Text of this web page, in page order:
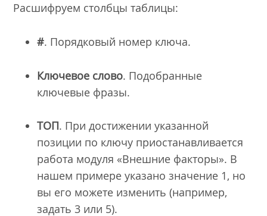
Расшифруем столбцы таблицы:
#. Порядковый номер ключа.
Ключевое слово. Подобранные
ключевые фразы.
ТОП. При достижении указанной
позиции по ключу приостанавливается
работа модуля «Внешние факторы». В
нашем примере указано значение 1, но
вы его можете изменить (например,
задать 3 или 5).